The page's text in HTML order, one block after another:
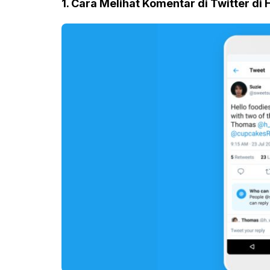
1. Cara Melihat Komentar di Twitter di